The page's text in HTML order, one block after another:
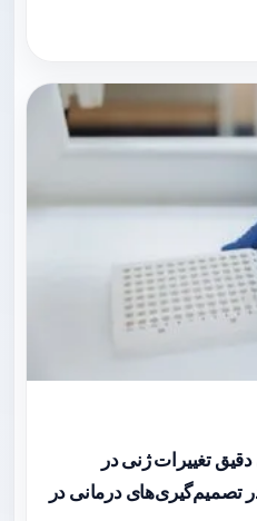
تغییرات ژنی در
تصمیم‌گیری‌های درمانی در